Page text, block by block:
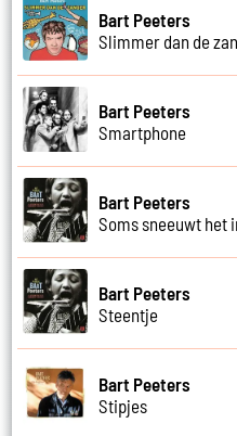
Bart Peeters
Slimmer dan de
Bart Peeters
Smartphone
Bart Peeters
Soms sneeuwt het
Bart Peeters
Steentje
Bart Peeters
Stipjes